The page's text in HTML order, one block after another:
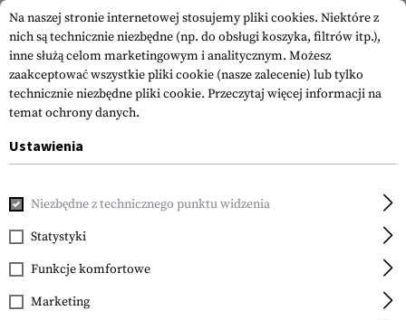
JTG
Shit Magnet Rubber
Patch
Na naszej stronie internetowej stosujemy pliki cookies. Niektóre z
nich są technicznie niezbędne (np. do obsługi koszyka, filtrów itp.),
inne służą celom marketingowym i analitycznym. Możesz
zaakceptować wszystkie pliki cookie (nasze zalecenie) lub tylko
technicznie niezbędne pliki cookie. Przeczytaj więcej informacji na
temat ochrony danych.
Ustawienia
Niezbędne z technicznego punktu widzenia
Statystyki
Funkcje komfortowe
Marketing